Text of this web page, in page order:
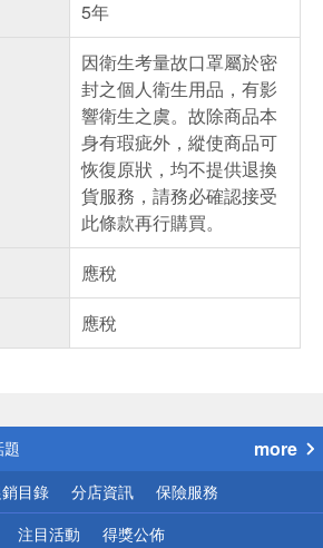
5年
因衛生考量故口罩屬於密
封之個人衛生用品，有影
響衛生之虞。故除商品本
身有瑕疵外，縱使商品可
恢復原狀，均不提供退換
貨服務，請務必確認接受
此條款再行購買。
應稅
應稅
告
惠
配送
！請小心！
more
目錄 分店資訊 保險服務
注目活動 得獎公佈